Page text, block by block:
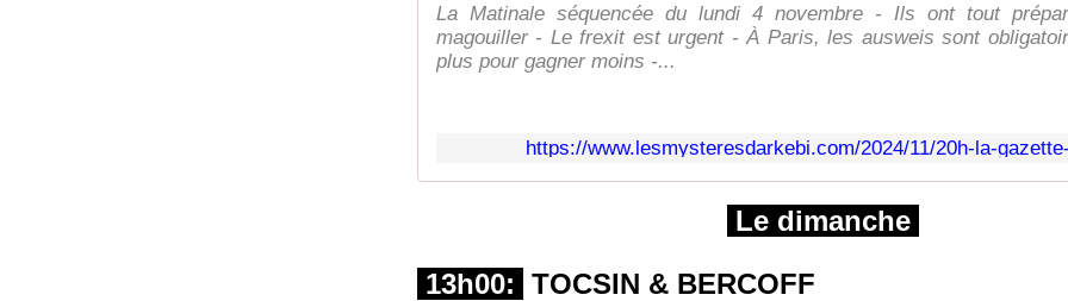
La Matinale séquencée du lundi 4 novembre - Ils ont tout
magouiller - Le frexit est urgent - À Paris, les ausweis sont
plus pour gagner moins -...
https://www.lesmysteresdarkebi.com/2024/11/20h-la-
Le dimanche
13h00: TOCSIN & BERCOFF